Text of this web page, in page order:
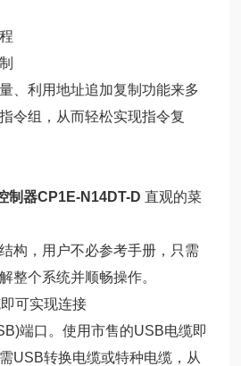
、利用地址追加复制功能来多
令组，从而轻松实现指令复
制器CP1E-N14DT-D 直观的菜
构，用户不必参考手册，只需
整个系统并顺畅操作。
可实现连接
端口。使用市售的USB电缆即
USB转换电缆或特种电缆，从